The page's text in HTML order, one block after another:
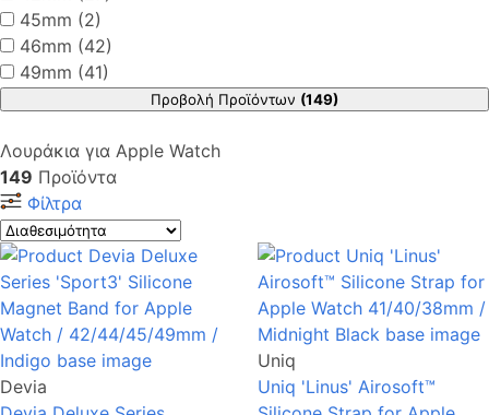
45mm (2)
46mm (42)
49mm (41)
Προβολή Προϊόντων (149)
Λουράκια για Apple Watch
149 Προϊόντα
Φίλτρα
Devia
Uniq
Uniq 'Linus' Airosoft™